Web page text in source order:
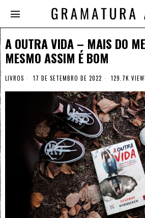
A OUTRA VIDA – MAIS DO
MESMO ASSIM É BOM
LIVROS 17 DE SETEMBRO DE 2022 129.7K